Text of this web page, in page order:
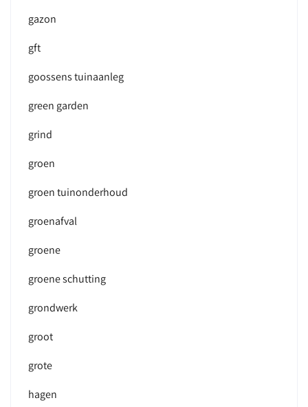
gazon
gft
goossens tuinaanleg
green garden
grind
groen
groen tuinonderhoud
groenafval
groene
groene schutting
grondwerk
groot
grote
hagen